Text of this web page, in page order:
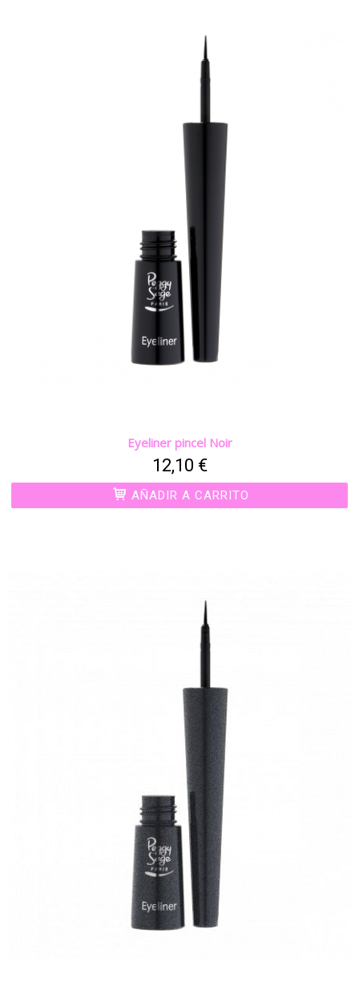
Eyeliner pincel Noir
12,10 €
AÑADIR A CARRITO